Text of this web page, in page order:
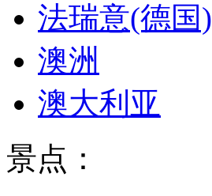
法瑞意(德国)
澳洲
澳大利亚
景点：